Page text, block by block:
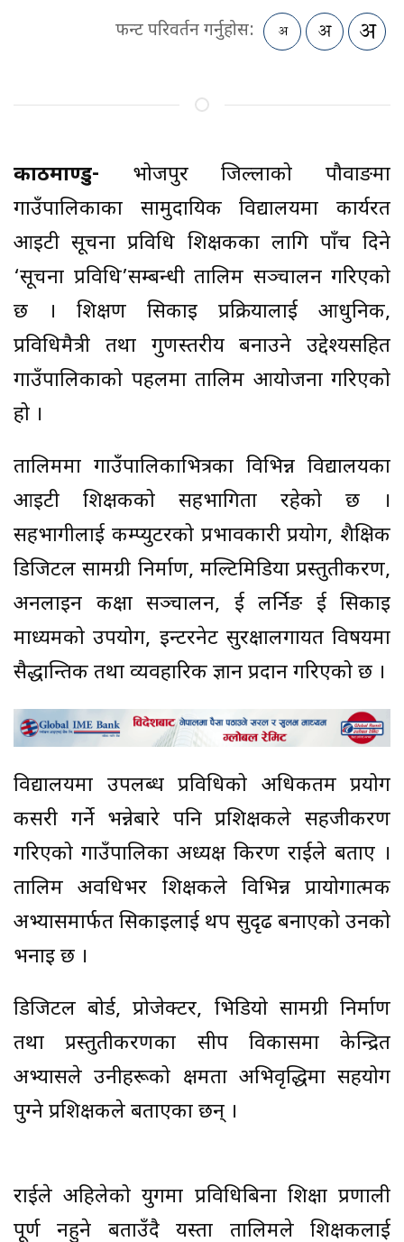
फन्ट परिवर्तन गर्नुहोस:
काठमाण्डु- भोजपुर जिल्लाको पौवादुङमा
गाउँपालिकाका सामुदायिक विद्यालयमा कार्यरत
आइटी सूचना प्रविधि शिक्षकका लागि पाँच दिने
‘सूचना प्रविधि’सम्बन्धी तालिम सञ्चालन गरिएको
छ । शिक्षण सिकाइ प्रक्रियालाई आधुनिक,
प्रविधिमैत्री तथा गुणस्तरीय बनाउने उद्देश्यसहित
गाउँपालिकाको पहलमा तालिम आयोजना गरिएको
हो ।
तालिममा गाउँपालिकाभित्रका विभिन्न विद्यालयका
आइटी शिक्षकको सहभागिता रहेको छ ।
सहभागीलाई कम्प्युटरको प्रभावकारी प्रयोग, शैक्षिक
डिजिटल सामग्री निर्माण, मल्टिमिडिया प्रस्तुतीकरण,
अनलाइन कक्षा सञ्चालन, ई लर्निङ ई सिकाइ
माध्यमको उपयोग, इन्टरनेट सुरक्षालगायत विषयमा
सैद्धान्तिक तथा व्यवहारिक ज्ञान प्रदान गरिएको छ ।
विद्यालयमा उपलब्ध प्रविधिको अधिकतम प्रयोग
कसरी गर्ने भन्नेबारे पनि प्रशिक्षकले सहजीकरण
गरिएको गाउँपालिका अध्यक्ष किरण राईले बताए ।
तालिम अवधिभर शिक्षकले विभिन्न प्रायोगात्मक
अभ्यासमार्फत सिकाइलाई थप सुदृढ बनाएको उनको
भनाइ छ ।
डिजिटल बोर्ड, प्रोजेक्टर, भिडियो सामग्री निर्माण
तथा प्रस्तुतीकरणका सीप विकासमा केन्द्रित
अभ्यासले उनीहरूको क्षमता अभिवृद्धिमा सहयोग
पुग्ने प्रशिक्षकले बताएका छन् ।
राईले अहिलेको युगमा प्रविधिबिना शिक्षा प्रणाली
पूर्ण नहुने बताउँदै यस्ता तालिमले शिक्षकलाई